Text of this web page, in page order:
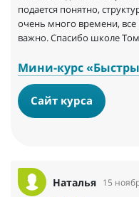
подается понятно,
очень много времени,
важно. Спасибо школе
Мини-курс
Сайт курса
Наталья 15